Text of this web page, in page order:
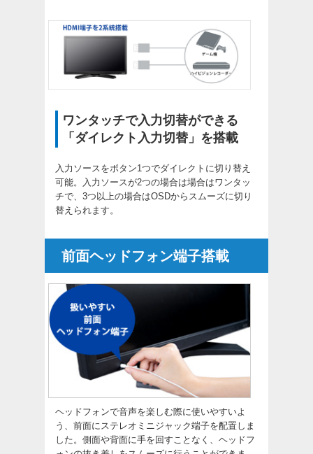
ワンタッチで入力切替ができる
「ダイレクト入力切替」を搭載
入力ソースをボタン1つでダイレクトに切り替え
可能。入力ソースが2つの場合は場合はワンタッ
チで、3つ以上の場合はOSDからスムーズに切り
替えられます。
前面ヘッドフォン端子搭載
ヘッドフォンで音声を楽しむ際に使いやすいよ
う、前面にステレオミニジャック端子を配置しま
した。側面や背面に手を回すことなく、ヘッドフ